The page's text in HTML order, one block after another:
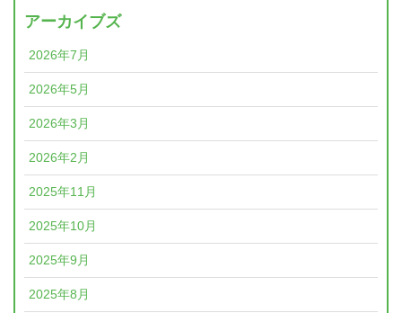
アーカイブズ
2026年7月
2026年5月
2026年3月
2026年2月
2025年11月
2025年10月
2025年9月
2025年8月